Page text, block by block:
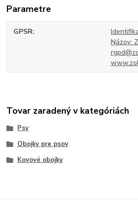
Parametre
GPSR
Názov:
Tovar zaradený v kategóriách
Psy
Obojky pre psov
Kovové obojky